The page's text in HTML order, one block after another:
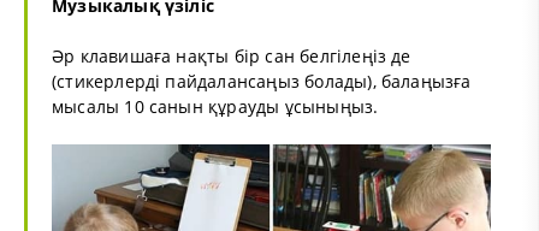
Музыкалық үзіліс
Әр клавишаға нақты бір сан белгілеңіз де
(стикерлерді пайдалансаңыз болады), балаңызға
мысалы 10 санын құрауды ұсыныңыз.